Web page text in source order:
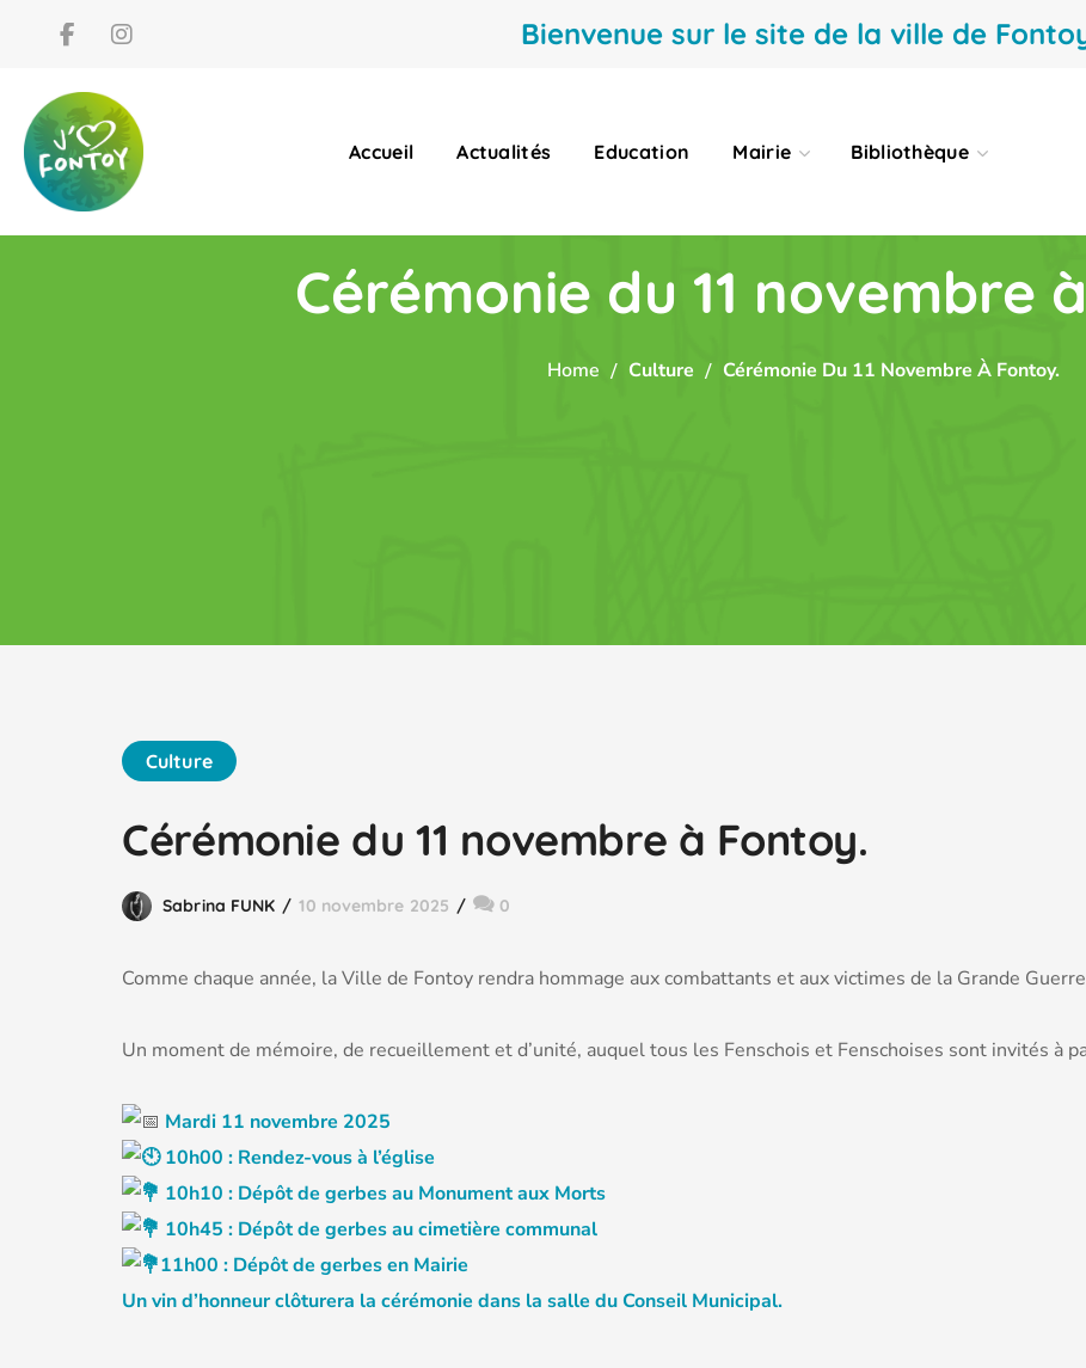
Bienvenue sur le site de la ville de
Accueil Actualités Education Mairie Bibliothèque
Cérémonie du 11 novembre
Home Culture Cérémonie Du 11 Novembre À Fontoy.
Culture
Cérémonie du 11 novembre à Fontoy.
Sabrina FUNK 10 novembre 2025 0
Comme chaque année, la Ville de Fontoy rendra hommage aux combattants et aux victimes de la Grande
Un moment de mémoire, de recueillement et d’unité, auquel tous les Fenschois et Fenschoises sont invités à
Mardi 11 novembre 2025
10h00 : Rendez-vous à l’église
10h10 : Dépôt de gerbes au Monument aux Morts
10h45 : Dépôt de gerbes au cimetière communal
11h00 : Dépôt de gerbes en Mairie
Un vin d’honneur clôturera la cérémonie dans la salle du Conseil Municipal.